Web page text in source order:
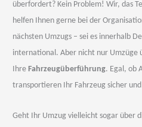
überfordert? Kein Problem! Wir, das
helfen Ihnen gerne bei der
nächsten Umzugs – sei es innerhalb
international. Aber nicht nur Umzüge
Ihre Fahrzeugüberführung. Egal, ob
transportieren Ihr Fahrzeug sicher und
Geht Ihr Umzug vielleicht sogar über